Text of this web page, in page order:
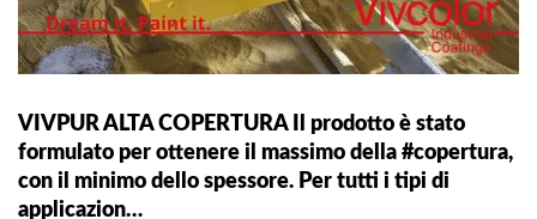
VIVPUR ALTA COPERTURA Il prodotto è stato
formulato per ottenere il massimo della #copertura,
con il minimo dello spessore. Per tutti i tipi di
applicazion…